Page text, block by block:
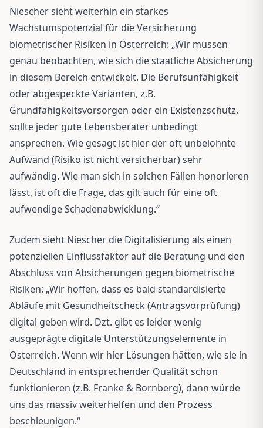
Niescher sieht weiterhin ein starkes
Wachstumspotenzial für die Versicherung
biometrischer Risiken in Österreich: „Wir müssen
genau beobachten, wie sich die staatliche Absicherung
in diesem Bereich entwickelt. Die Berufsunfähigkeit
oder abgespeckte Varianten, z.B.
Grundfähigkeitsvorsorgen oder ein Existenzschutz,
sollte jeder gute Lebensberater unbedingt
ansprechen. Wie gesagt ist hier der oft unbelohnte
Aufwand (Risiko ist nicht versicherbar) sehr
aufwändig. Wie man sich in solchen Fällen honorieren
lässt, ist oft die Frage, das gilt auch für eine oft
aufwendige Schadenabwicklung.“
Zudem sieht Niescher die Digitalisierung als einen
potenziellen Einflussfaktor auf die Beratung und den
Abschluss von Absicherungen gegen biometrische
Risiken: „Wir hoffen, dass es bald standardisierte
Abläufe mit Gesundheitscheck (Antragsvorprüfung)
digital geben wird. Dzt. gibt es leider wenig
ausgeprägte digitale Unterstützungselemente in
Österreich. Wenn wir hier Lösungen hätten, wie sie in
Deutschland in entsprechender Qualität schon
funktionieren (z.B. Franke & Bornberg), dann würde
uns das massiv weiterhelfen und den Prozess
beschleunigen.“